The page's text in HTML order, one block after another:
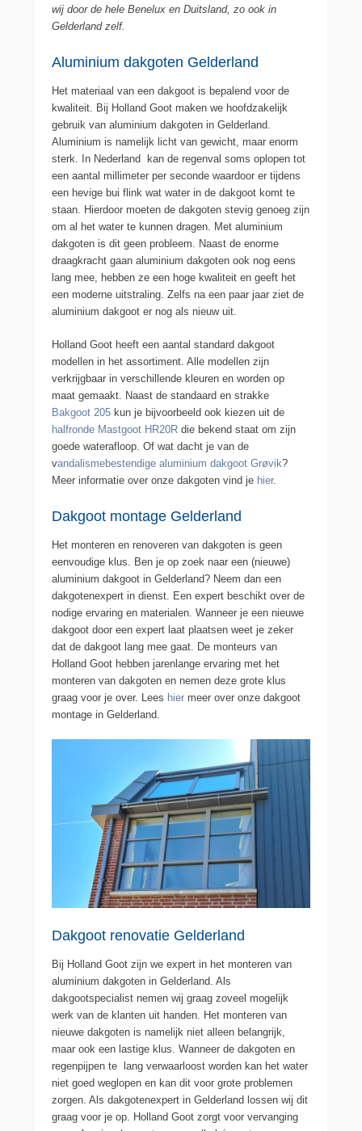
wij door de hele Benelux en Duitsland, zo ook in
Gelderland zelf.
Aluminium dakgoten Gelderland
Het materiaal van een dakgoot is bepalend voor de
kwaliteit. Bij Holland Goot maken we hoofdzakelijk
gebruik van aluminium dakgoten in Gelderland.
Aluminium is namelijk licht van gewicht, maar enorm
sterk. In Nederland kan de regenval soms oplopen tot
een aantal millimeter per seconde waardoor er tijdens
een hevige bui flink wat water in de dakgoot komt te
staan. Hierdoor moeten de dakgoten stevig genoeg zijn
om al het water te kunnen dragen. Met aluminium
dakgoten is dit geen probleem. Naast de enorme
draagkracht gaan aluminium dakgoten ook nog eens
lang mee, hebben ze een hoge kwaliteit en geeft het
een moderne uitstraling. Zelfs na een paar jaar ziet de
aluminium dakgoot er nog als nieuw uit.
Holland Goot heeft een aantal standard dakgoot
modellen in het assortiment. Alle modellen zijn
verkrijgbaar in verschillende kleuren en worden op
maat gemaakt. Naast de standaard en strakke
Bakgoot 205 kun je bijvoorbeeld ook kiezen uit de
halfronde Mastgoot HR20R die bekend staat om zijn
goede waterafloop. Of wat dacht je van de
vandalismebestendige aluminium dakgoot Grøvik?
Meer informatie over onze dakgoten vind je hier.
Dakgoot montage Gelderland
Het monteren en renoveren van dakgoten is geen
eenvoudige klus. Ben je op zoek naar een (nieuwe)
aluminium dakgoot in Gelderland? Neem dan een
dakgotenexpert in dienst. Een expert beschikt over de
nodige ervaring en materialen. Wanneer je een nieuwe
dakgoot door een expert laat plaatsen weet je zeker
dat de dakgoot lang mee gaat. De monteurs van
Holland Goot hebben jarenlange ervaring met het
monteren van dakgoten en nemen deze grote klus
graag voor je over. Lees hier meer over onze dakgoot
montage in Gelderland.
Dakgoot renovatie Gelderland
Bij Holland Goot zijn we expert in het monteren van
aluminium dakgoten in Gelderland. Als
dakgootspecialist nemen wij graag zoveel mogelijk
werk van de klanten uit handen. Het monteren van
nieuwe dakgoten is namelijk niet alleen belangrijk,
maar ook een lastige klus. Wanneer de dakgoten en
regenpijpen te lang verwaarloost worden kan het water
niet goed weglopen en kan dit voor grote problemen
zorgen. Als dakgotenexpert in Gelderland lossen wij dit
graag voor je op. Holland Goot zorgt voor vervanging